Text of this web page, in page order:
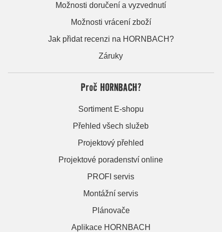
Možnosti doručení a vyzvednutí
Možnosti vrácení zboží
Jak přidat recenzi na HORNBACH?
Záruky
Proč HORNBACH?
Sortiment E-shopu
Přehled všech služeb
Projektový přehled
Projektové poradenství online
PROFI servis
Montážní servis
Plánovače
Aplikace HORNBACH